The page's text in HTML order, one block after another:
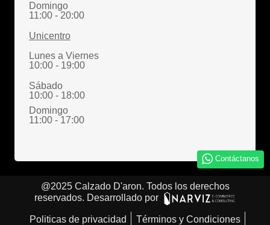
Domingo
11:00 - 20:00
Unicentro
Lunes a Viernes
10:00 - 19:00
Sábado
10:00 - 18:00
Domingo
11:00 - 17:00
@2025 Calzado D'aron. Todos los derechos
reservados. Desarrollado por
Politicas de privacidad Términos y Condiciones
Contáctanos